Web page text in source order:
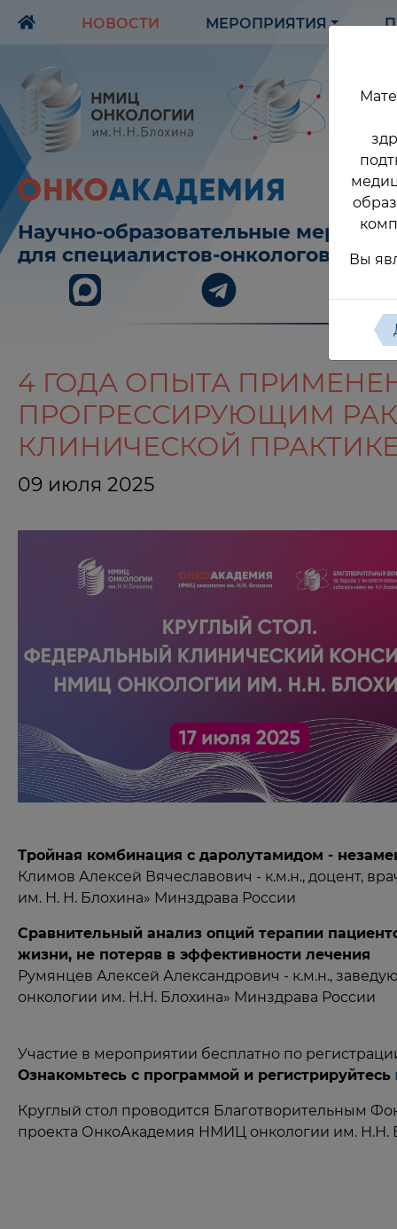
Вы
НОВОСТИ МЕРОПРИЯТИЯ
Научно-образовательные
для специалистов-онкологов
4 ГОДА ОПЫТА
ПРОГРЕССИРУЮЩИМ
КЛИНИЧЕСКОЙ
09 июля 2025
Тройная комбинация с даролутамидом -
Климов Алексей Вячеславович - к.м.н., доцент,
им. Н. Н. Блохина» Минздрава России
Сравнительный анализ опций терапии
жизни, не потеряв в эффективности лечения
Румянцев Алексей Александрович - к.м.н.,
онкологии им. Н.Н. Блохина» Минздрава России
Участие в мероприятии бесплатно по
Ознакомьтесь с программой и регистрируйтесь
Круглый стол проводится Благотворительным
проекта ОнкоАкадемия НМИЦ онкологии им. Н.Н.